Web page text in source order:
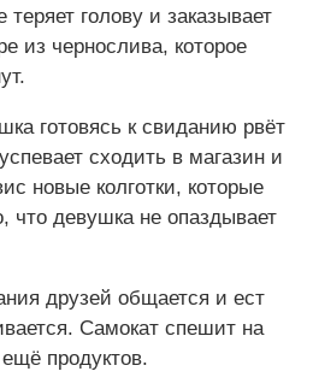
голову и заказывает
из чернослива, которое
готовясь к свиданию рвёт
сходить в магазин и
новые колготки, которые
что девушка не опаздывает
друзей общается и ест
Самокат спешит на
продуктов.